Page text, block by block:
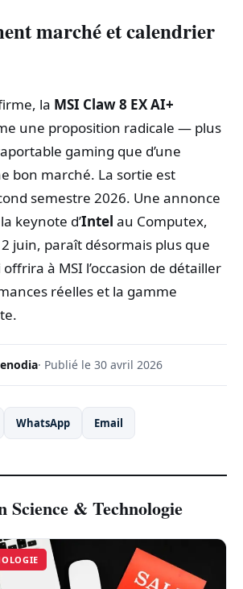
marché et calendrier
la MSI Claw 8 EX AI+
une proposition radicale — plus
gaming que d’une
bon marché. La sortie est
semestre 2026. Une annonce
keynote d’Intel au Computex,
juin, paraît désormais plus que
à MSI l’occasion de détailler
réelles et la gamme
· Publié le 30 avril 2026
WhatsApp Email
Science & Technologie